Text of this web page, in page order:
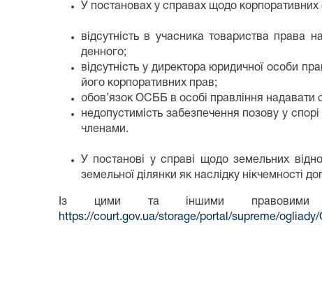
У постановах у справах щодо корпоративних
відсутність в учасника товариства права
денного;
відсутність у директора юридичної особи
його корпоративних прав;
обов’язок ОСББ в особі правління надавати
недопустимість забезпечення позову у
членами.
У постанові у справі щодо земельних
земельної ділянки як наслідку нікчемності
Із цими та іншими правовими
https://court.gov.ua/storage/portal/supreme/ogliady/